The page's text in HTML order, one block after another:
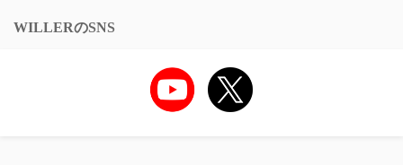
WILLERのSNS